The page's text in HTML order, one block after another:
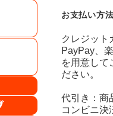
お支払い方法
クレジット
PayPay、
を用意して
ださい。
代引き：商
コンビニ決